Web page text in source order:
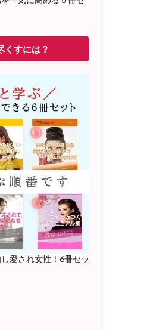
チとして活動を開始
くすには？
愛され女性！6冊セッ